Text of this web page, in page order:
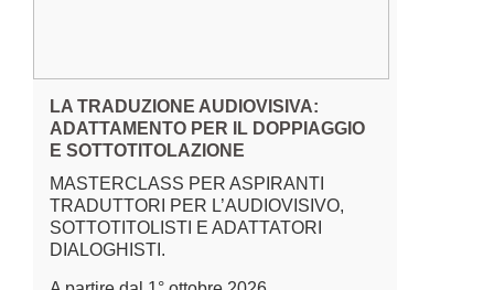
LA TRADUZIONE AUDIOVISIVA:
ADATTAMENTO PER IL DOPPIAGGIO
E SOTTOTITOLAZIONE
MASTERCLASS PER ASPIRANTI
TRADUTTORI PER L’AUDIOVISIVO,
SOTTOTITOLISTI E ADATTATORI
DIALOGHISTI.